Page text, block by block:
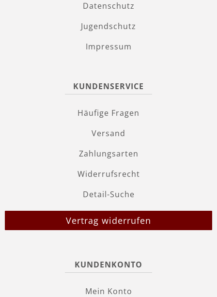
Datenschutz
Jugendschutz
Impressum
KUNDENSERVICE
Häufige Fragen
Versand
Zahlungsarten
Widerrufsrecht
Detail-Suche
Vertrag widerrufen
KUNDENKONTO
Mein Konto